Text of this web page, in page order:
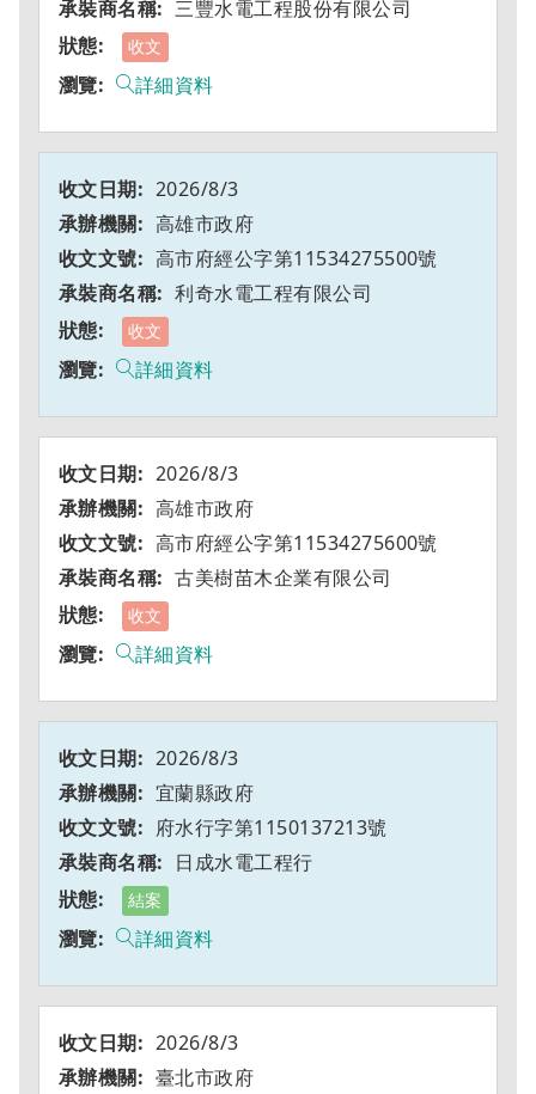
三豐水電工程股份有限公司
收文
詳細資料
2026/8/3
高雄市政府
高市府經公字第11534275500號
利奇水電工程有限公司
收文
詳細資料
2026/8/3
高雄市政府
高市府經公字第11534275600號
古美樹苗木企業有限公司
收文
詳細資料
2026/8/3
宜蘭縣政府
府水行字第1150137213號
日成水電工程行
結案
詳細資料
2026/8/3
臺北市政府